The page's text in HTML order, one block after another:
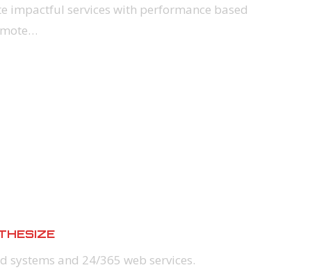
impactful services with performance based
systems and 24/365 web services.